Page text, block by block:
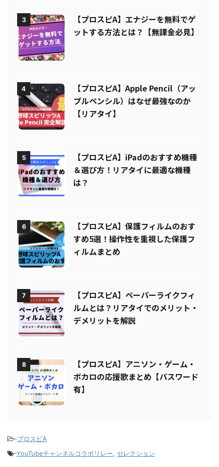
3
【プロスピA】エナジーを無料でゲ
ットする方法とは？【無課金必見】
4
【プロスピA】Apple Pencil（アッ
プルペンシル）はなぜ最強なのか
【リアタイ】
5
【プロスピA】iPadのおすすめ機種
＆選び方！リアタイに最適な機種
は？
6
【プロスピA】保護フィルムのおす
すめ5選！操作性を重視した保護フ
ィルムまとめ
7
【プロスピA】ペーパーライクフィ
ルムとは？リアタイでのメリット・
デメリットを解説
8
【プロスピA】アニソン・ゲーム・
ボカロの応援歌まとめ【パスワード
有】
-プロスピA
-YouTubeチャンネルコラボリレー, セレクション